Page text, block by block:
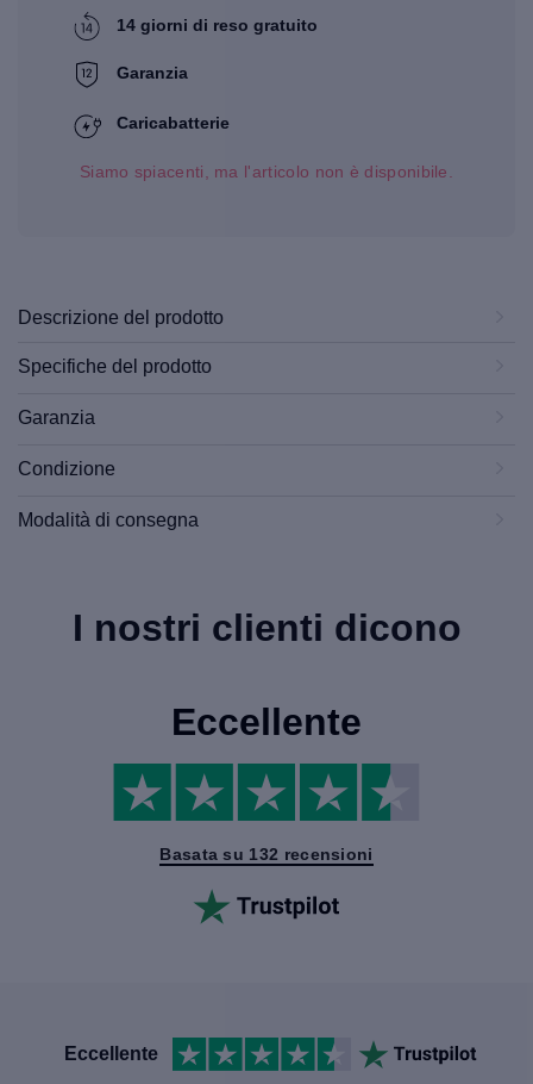
14 giorni di reso gratuito
Garanzia
Caricabatterie
Siamo spiacenti, ma l'articolo non è disponibile.
Descrizione del prodotto
Specifiche del prodotto
Garanzia
Condizione
Modalità di consegna
I nostri clienti dicono
Eccellente
Basata su 132 recensioni
Eccellente